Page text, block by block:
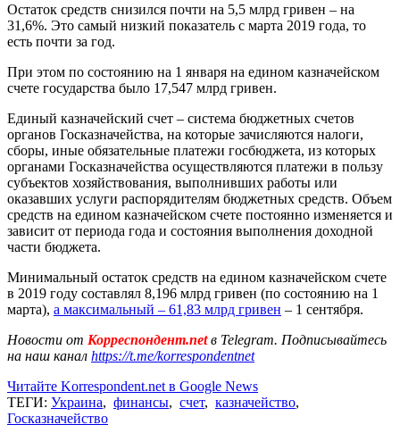
Остаток средств снизился почти на 5,5 млрд гривен – на
31,6%. Это самый низкий показатель с марта 2019 года, то
есть почти за год.
При этом по состоянию на 1 января на едином казначейском
счете государства было 17,547 млрд гривен.
Единый казначейский счет – система бюджетных счетов
органов Госказначейства, на которые зачисляются налоги,
сборы, иные обязательные платежи госбюджета, из которых
органами Госказначейства осуществляются платежи в пользу
субъектов хозяйствования, выполнивших работы или
оказавших услуги распорядителям бюджетных средств. Объем
средств на едином казначейском счете постоянно изменяется и
зависит от периода года и состояния выполнения доходной
части бюджета.
Минимальный остаток средств на едином казначейском счете
в 2019 году составлял 8,196 млрд гривен (по состоянию на 1
марта), а максимальный – 61,83 млрд гривен – 1 сентября.
Новости от Корреспондент.netв Telegram. Подписывайтесь
на наш канал https://t.me/korrespondentnet
Читайте Korrespondent.net в Google News
ТЕГИ: Украина, финансы, счет, казначейство,
Госказначейство